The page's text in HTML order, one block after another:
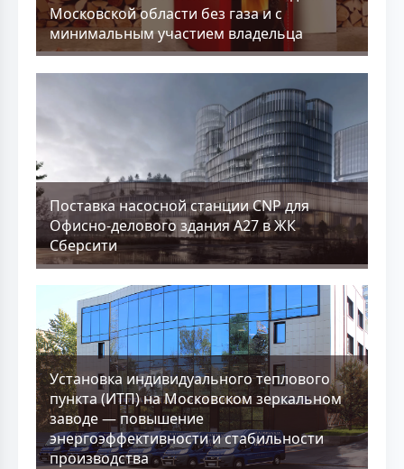
Московской области без газа и с
минимальным участием владельца
Поставка насосной станции CNP для
Офисно-делового здания А27 в ЖК
Сберсити
Установка индивидуального теплового
пункта (ИТП) на Московском зеркальном
заводе — повышение
энергоэффективности и стабильности
производства